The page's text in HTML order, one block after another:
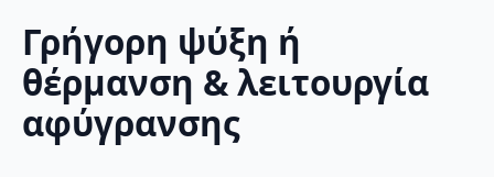
Γρήγορη ψύξη ή
θέρμανση & λειτουργία
αφύγρανσης